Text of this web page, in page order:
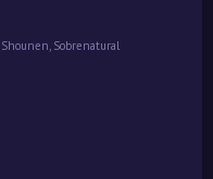
Shounen, Sobrenatural